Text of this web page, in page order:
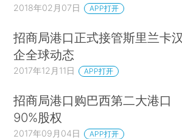
2018年02月07日 APP打开
招商局港口正式接管斯里兰卡
企全球动态
2017年12月11日 APP打开
招商局港口购巴西第二大港口
90%股权
2017年09月04日 APP打开